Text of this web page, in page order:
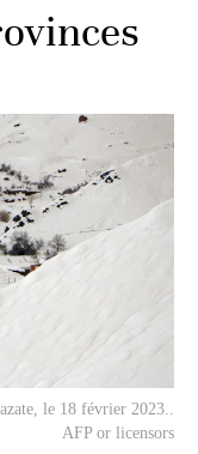
le 18 février 2023..
AFP or licensors